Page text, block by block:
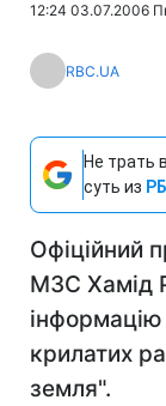
12:24 03.07.2006
RBC.UA
Не трать
суть из
Офіційний
МЗС Хамід
крилатих
земля".